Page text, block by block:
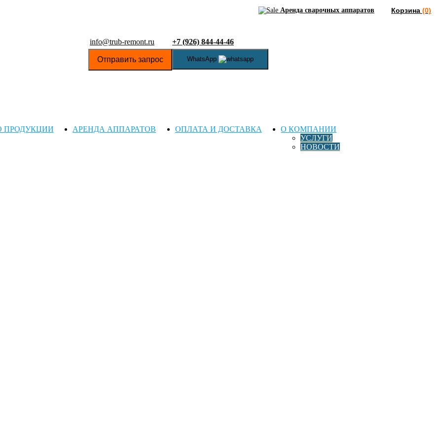
Аренда сварочных аппаратов Корзина (0)
info@trub-remont.ru
Отправить запрос
+7 (926) 844-44-46
WhatsApp
ПРОДУКЦИИ АРЕНДА АППАРАТОВ ОПЛАТА И ДОСТАВКА
О КОМПАНИИ
УСЛУГИ
НОВОСТИ